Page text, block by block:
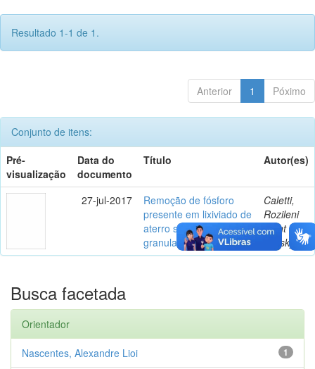
Resultado 1-1 de 1.
Anterior 1 Póximo
Conjunto de itens:
Pré-
visualização
Data do
documento
Título Autor(es)
27-jul-2017
Remoção de fósforo
presente em lixiviado de
aterro sanitário por
granulados bioclásticos
Caletti,
Rozileni
Piont
Kovsky
Busca facetada
Orientador
1
Nascentes, Alexandre Lioi